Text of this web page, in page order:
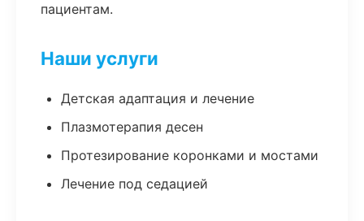
пациентам.
Наши услуги
Детская адаптация и лечение
Плазмотерапия десен
Протезирование коронками и мостами
Лечение под седацией